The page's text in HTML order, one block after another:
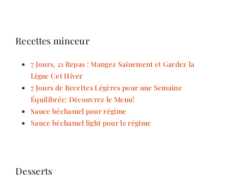
Recettes minceur
7 Jours, 21 Repas : Mangez Sainement et Gardez la
Ligne Cet Hiver
7 Jours de Recettes Légères pour une Semaine
Équilibrée: Découvrez le Menu!
Sauce béchamel pour régime
Sauce béchamel light pour le régime
Desserts